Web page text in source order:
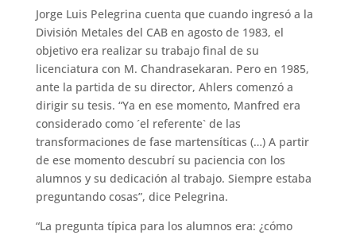
Jorge Luis Pelegrina cuenta que cuando ingresó a la
División Metales del CAB en agosto de 1983, el
objetivo era realizar su trabajo final de su
licenciatura con M. Chandrasekaran. Pero en 1985,
ante la partida de su director, Ahlers comenzó a
dirigir su tesis. “Ya en ese momento, Manfred era
considerado como ´el referente` de las
transformaciones de fase martensíticas (…) A partir
de ese momento descubrí su paciencia con los
alumnos y su dedicación al trabajo. Siempre estaba
preguntando cosas”, dice Pelegrina.
“La pregunta típica para los alumnos era: ¿cómo